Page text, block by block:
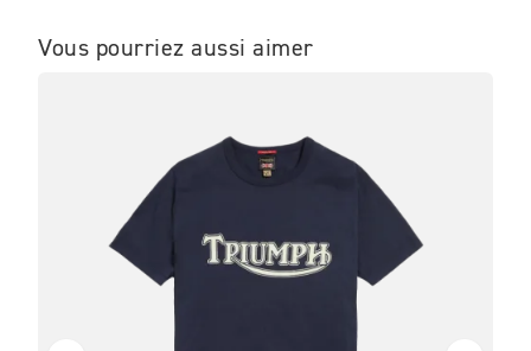
Vous pourriez aussi aimer